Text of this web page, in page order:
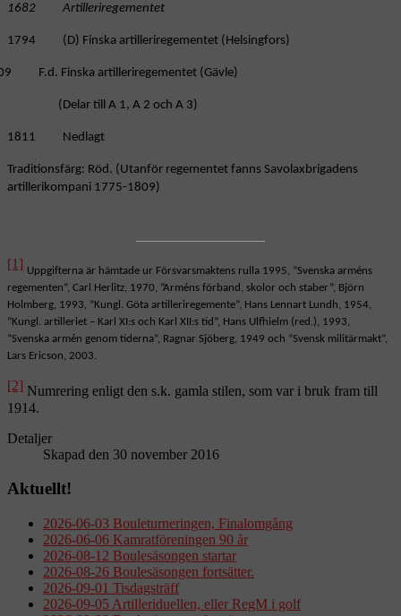
1682 Artilleriregementet
1794 (D) Finska artilleriregementet (Helsingfors)
F.d. Finska artilleriregementet (Gävle)
(Delar till A 1, A 2 och A 3)
1811 Nedlagt
Traditionsfärg: Röd. (Utanför regementet fanns Savolaxbrigadens
artillerikompani 1775-1809)
[1] Uppgifterna är hämtade ur Försvarsmaktens rulla 1995, ”Svenska arméns
regementen”, Carl Herlitz, 1970, ”Arméns förband, skolor och staber”, Björn
Holmberg, 1993, ”Kungl. Göta artilleriregemente”, Hans Lennart Lundh, 1954,
”Kungl. artilleriet – Karl XI:s och Karl XII:s tid”, Hans Ulfhielm (red.), 1993,
”Svenska armén genom tiderna”, Ragnar Sjöberg, 1949 och ”Svensk militärmakt”,
Lars Ericson, 2003.
[2] Numrering enligt den s.k. gamla stilen, som var i bruk fram till
1914.
Detaljer
Skapad den 30 november 2016
Aktuellt!
2026-06-03 Bouleturneringen, Finalomgång
2026-06-06 Kamratföreningen 90 år
2026-08-12 Boulesäsongen startar
2026-08-26 Boulesäsongen fortsätter.
2026-09-01 Tisdagsträff
2026-09-05 Artilleriduellen, eller RegM i golf